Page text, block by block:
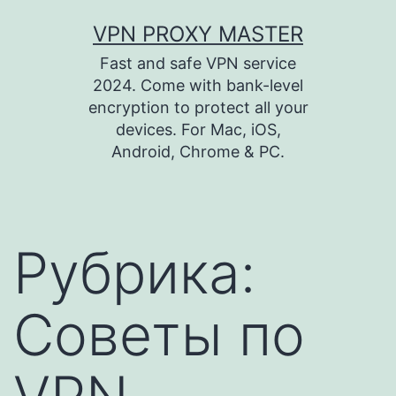
содержимому
VPN PROXY MASTER
Fast and safe VPN service
2024. Come with bank-level
encryption to protect all your
devices. For Mac, iOS,
Android, Chrome & PC.
Рубрика:
Советы по